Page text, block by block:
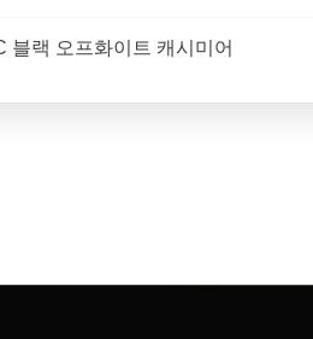
블랙 오프화이트 캐시미어